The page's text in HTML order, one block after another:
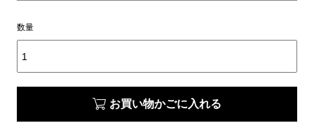
数量
お買い物かごに入れる